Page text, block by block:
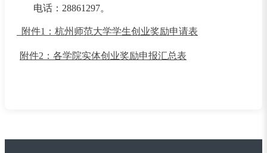
电话：28861297。
_附件1：杭州师范大学学生创业奖励申请表
附件2：各学院实体创业奖励申报汇总表